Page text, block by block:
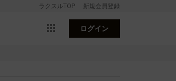
ラクスルTOP 新規会員登録
ログイン